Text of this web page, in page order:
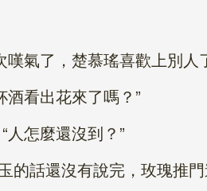
了，楚慕瑤喜歡上別人
看出花來了嗎？”
怎麼還沒到？”
還沒有說完，玫瑰推門